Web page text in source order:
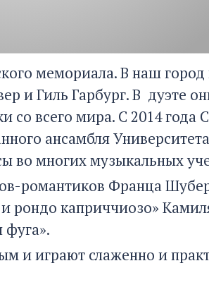
мемориала. В наш город
и Гиль Гарбург. В дуэте
со всего мира. С 2014 года
ансамбля
во многих музыкальных
романтиков Франца
рондо каприччиозо»
фуга».
и играют слаженно и